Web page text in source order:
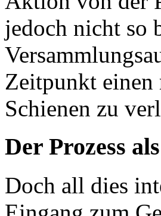
jedoch nicht so
Zeitpunkt
Schienen zu
Der Prozess
Doch all dies